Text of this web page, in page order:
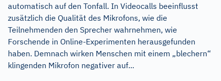
automatisch auf den Tonfall. In Videocalls beeinflusst
zusätzlich die Qualität des Mikrofons, wie die
Teilnehmenden den Sprecher wahrnehmen, wie
Forschende in Online-Experimenten herausgefunden
haben. Demnach wirken Menschen mit einem „blechern“
klingenden Mikrofon negativer auf...